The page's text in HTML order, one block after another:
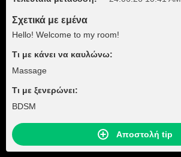
Σχετικά με εμένα
Hello! Welcome to my room!
Τι με κάνει να καυλώνω:
Massage
Τι με ξενερώνει:
BDSM
Αποστολή tip